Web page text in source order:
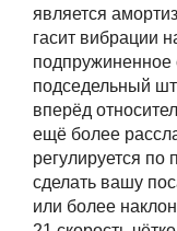
является
гасит вибрации
подпружиненное
подседельный
вперёд
ещё более
регулируется по
сделать вашу
или более